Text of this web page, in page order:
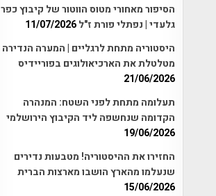
הסיפור מאחורי מטוס הווטור של קיבוץ כפר
גלעדי | נפתלי פורת ז"ל11/07/2026
היסטוריה מתחת לרגליים | המערה הנדירה
מטלטלת את הארכיאולוגים בפוריידיס
21/06/2026
תעלומה מתחת לפני השטח: המנהרה
הקדומה שנחשפה ליד הקיבוץ הירושלמי
19/06/2026
החזירו את ההיסטוריה! מטבעות נדירים
שנעלמו מהארץ הושבו מארצות הברית
15/06/2026